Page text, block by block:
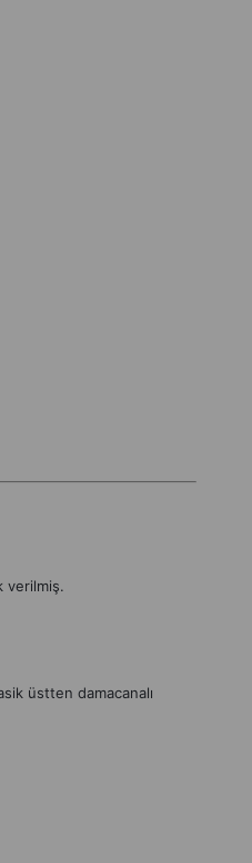
verilmiş.
üstten damacanalı